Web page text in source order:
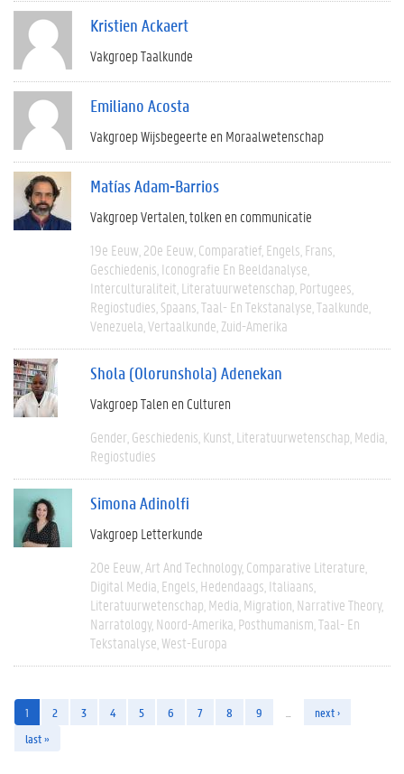
Kristien Ackaert
Vakgroep Taalkunde
Emiliano Acosta
Vakgroep Wijsbegeerte en Moraalwetenschap
Matías Adam-Barrios
Vakgroep Vertalen, tolken en communicatie
19e Eeuw 20e Eeuw Comparatief Engels Frans
Geschiedenis Iconografie En Beeldanalyse
Interculturaliteit Literatuurwetenschap Portugees
Regiostudies Spaans Taal- En Tekstanalyse Taalkunde
Venezuela Vertaalkunde Zuid-Amerika
Shola (Olorunshola) Adenekan
Vakgroep Talen en Culturen
Gender Geschiedenis Kunst Literatuurwetenschap Media
Regiostudies
Simona Adinolfi
Vakgroep Letterkunde
20e Eeuw Art And Technology Comparative Literature
Digital Media Engels Hedendaags Italiaans
Literatuurwetenschap Media Migration Narrative Theory
Narratology Noord-Amerika Posthumanism Taal- En
Tekstanalyse West-Europa
1 2 3 4 5 6 7 8 9
next ›
last »